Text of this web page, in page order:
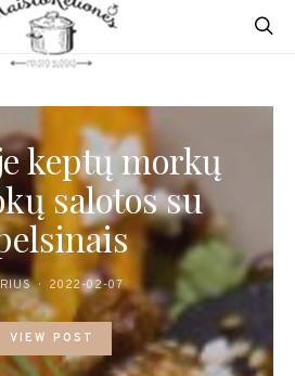
keptų morkų
salotos su
2022-02-07
VIEW POST